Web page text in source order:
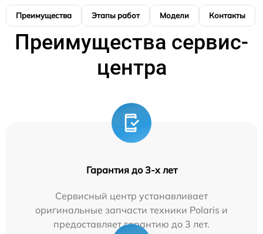
Преимущества Этапы работ Модели Контакты
Преимущества сервис-
центра
Гарантия до 3-х лет
Сервисный центр устанавливает
оригинальные запчасти техники Polaris и
предоставляет гарантию до 3 лет.